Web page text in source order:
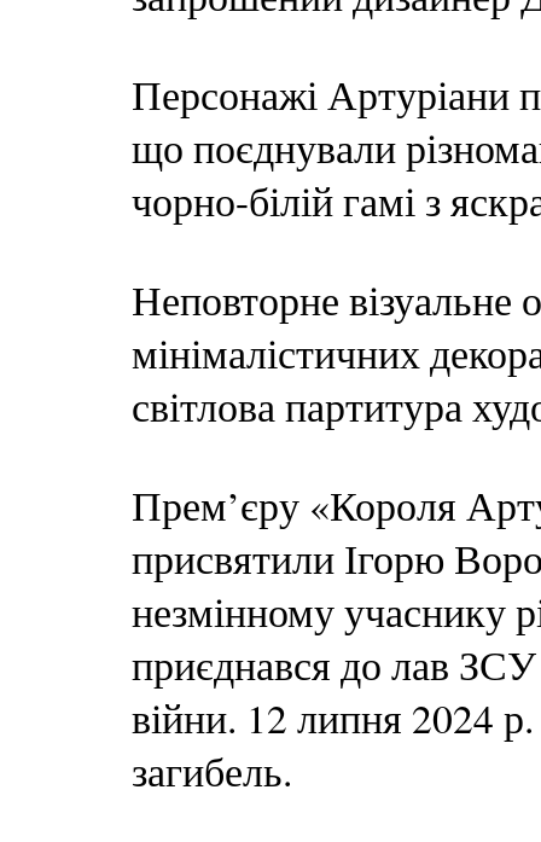
Персонажі Артуріани
що поєднували
чорно-білій гамі з
Неповторне
мінімалістичних
світлова партитура
Прем’єру «Короля
присвятили Ігорю
незмінному учаснику
приєднався до лав
війни. 12 липня 2024
загибель.